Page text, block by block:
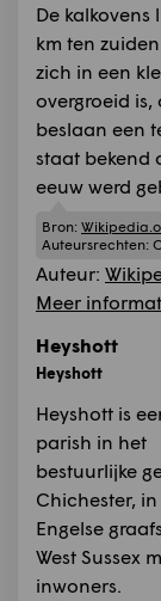
De kalkovens
km ten
zich in een
overgroeid is,
beslaan een
staat bekend
eeuw werd
Bron:
Auteursrechten:
Auteur:
Meer
Heyshott
Heyshott
Heyshott is
parish in het
bestuurlijke
Chichester,
Engelse
West Sussex
inwoners.